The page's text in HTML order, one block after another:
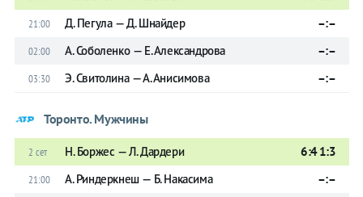
21:00 Д. Пегула — Д. Шнайдер –:–
02:00 А. Соболенко — Е. Александрова –:–
03:30 Э. Свитолина — А. Анисимова –:–
Торонто. Мужчины
2 сет Н. Боржес — Л. Дардери 6:4 1:3
21:00 А. Риндеркнеш — Б. Накасима –:–